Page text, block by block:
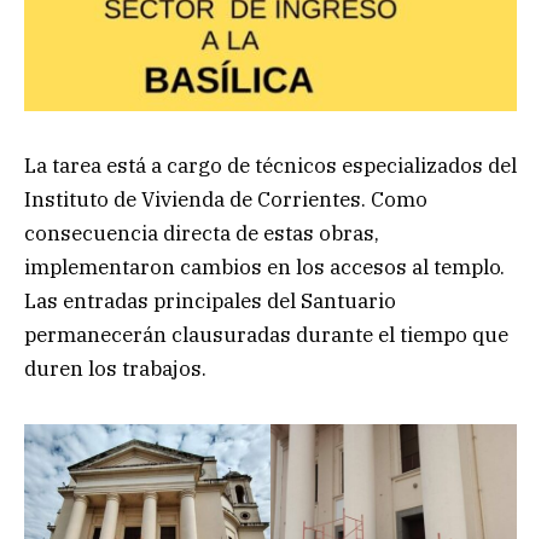
La tarea está a cargo de técnicos especializados del
Instituto de Vivienda de Corrientes. Como
consecuencia directa de estas obras,
implementaron cambios en los accesos al templo.
Las entradas principales del Santuario
permanecerán clausuradas durante el tiempo que
duren los trabajos.